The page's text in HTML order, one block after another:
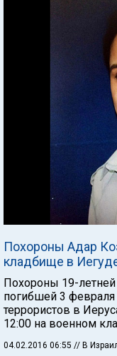
Похороны Адар
кладбище в
Похороны 19-
погибшей 3
террористов в
12:00 на военном
04.02.2016 06:55 // В